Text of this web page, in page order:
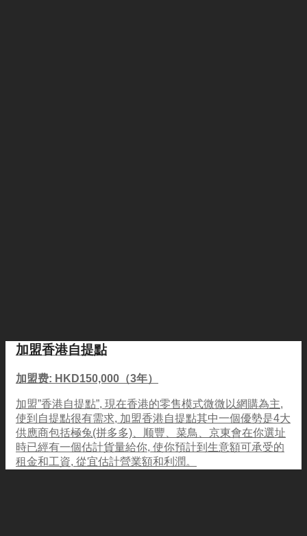
加盟香港自提點
加盟费: HKD150,000（3年）
加盟”香港自提點”, 現在香港的零售模式微微以網購為主,
使到自提點很有需求, 加盟香港自提點其中一個優勢是4大
供應商包括極兔(拼多多)、顺豐、菜鳥、京東會在你選址
時已經有一個估計貨量給你, 使你預計到生意額可承受的
租金和工資, 從宜估計營業額和利潤。